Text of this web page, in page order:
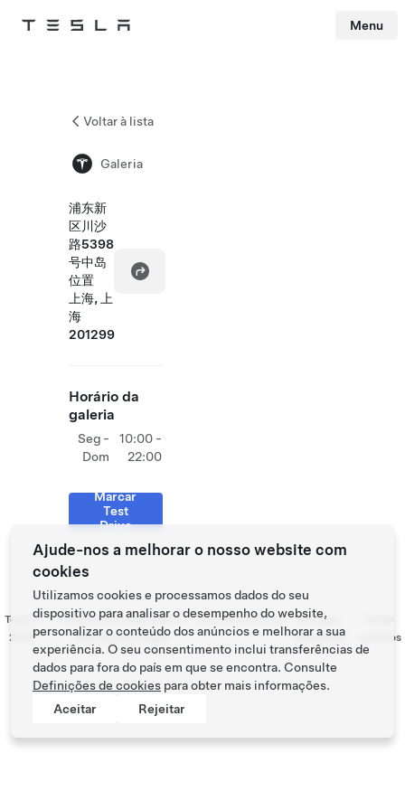
Tesla Menu
Voltar à lista
Galeria
浦东新
区川沙
路5398
号中岛
位置
上海, 上
海
201299
Horário da
galeria
Seg -
Dom
10:00 -
22:00
Marcar
Test
Drive
Tesla ©
2026
Política de privacidade e
informações legais
ContatoCarreiras
Receber
newsletter
estamos
Ajude-nos a melhorar o nosso website com
cookies
Utilizamos cookies e processamos dados do seu
dispositivo para analisar o desempenho do website,
personalizar o conteúdo dos anúncios e melhorar a sua
experiência. O seu consentimento inclui transferências de
dados para fora do país em que se encontra. Consulte
Definições de cookies para obter mais informações.
Aceitar
Rejeitar